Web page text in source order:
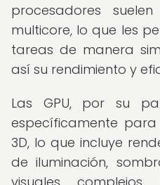
procesadores
multicore, lo que les
tareas de manera
así su rendimiento y
Las GPU, por su
específicamente
3D, lo que incluye
de iluminación,